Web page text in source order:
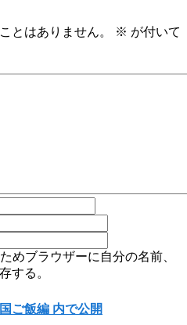
とはありません。 ※ が付いて
めブラウザーに自分の名前、
する。
ご飯編 内で公開